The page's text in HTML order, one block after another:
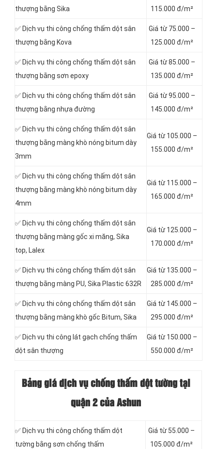
thượng bằng Sika
115.000 đ/m²
✅ Dịch vụ thi công chống thấm dột sân
thượng bằng Kova
Giá từ 75.000 –
125.000 đ/m²
✅ Dịch vụ thi công chống thấm dột sân
thượng bằng sơn epoxy
Giá từ 85.000 –
135.000 đ/m²
✅ Dịch vụ thi công chống thấm dột sân
thượng bằng nhựa đường
Giá từ 95.000 –
145.000 đ/m²
✅ Dịch vụ thi công chống thấm dột sân
thượng bằng màng khò nóng bitum dày
3mm
Giá từ 105.000 –
155.000 đ/m²
✅ Dịch vụ thi công chống thấm dột sân
thượng bằng màng khò nóng bitum dày
4mm
Giá từ 115.000 –
165.000 đ/m²
✅ Dịch vụ thi công chống thấm dột sân
thượng bằng màng gốc xi măng, Sika
top, Lalex
Giá từ 125.000 –
170.000 đ/m²
✅ Dịch vụ thi công chống thấm dột sân
thượng bằng màng PU, Sika Plastic 632R
Giá từ 135.000 –
285.000 đ/m²
✅ Dịch vụ thi công chống thấm dột sân
thượng bằng màng khò gốc Bitum, Sika
Giá từ 145.000 –
295.000 đ/m²
✅ Dịch vụ thi công lát gạch chống thấm
dột sân thượng
Giá từ 150.000 –
550.000 đ/m²
Bảng giá dịch vụ chống thấm dột tường tại
quận 2 của Ashun
✅ Dịch vụ thi công chống thấm dột
tường bằng sơn chống thấm
Giá từ 55.000 –
105.000 đ/m²